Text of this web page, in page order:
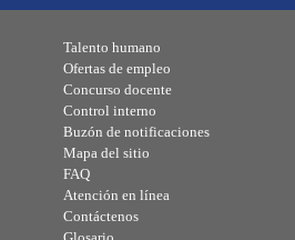
Talento humano
Ofertas de empleo
Concurso docente
Control interno
Buzón de notificaciones
Mapa del sitio
FAQ
Atención en línea
Contáctenos